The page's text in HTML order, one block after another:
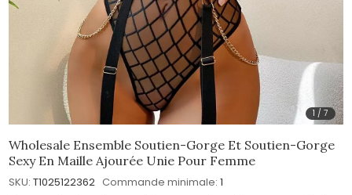
1 /7
Wholesale Ensemble Soutien-Gorge Et Soutien-Gorge
Sexy En Maille Ajourée Unie Pour Femme
SKU: T1025122362 Commande minimale: 1